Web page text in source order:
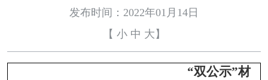
发布时间：2022年01月14日
【 小 中 大 】
“双公示”材